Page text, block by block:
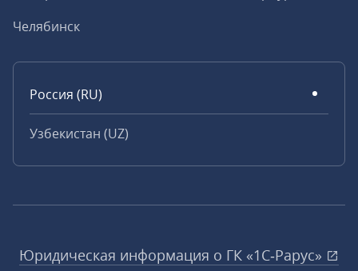
Челябинск
Россия (RU)
Узбекистан (UZ)
Юридическая информация о ГК «1С‑Рарус»